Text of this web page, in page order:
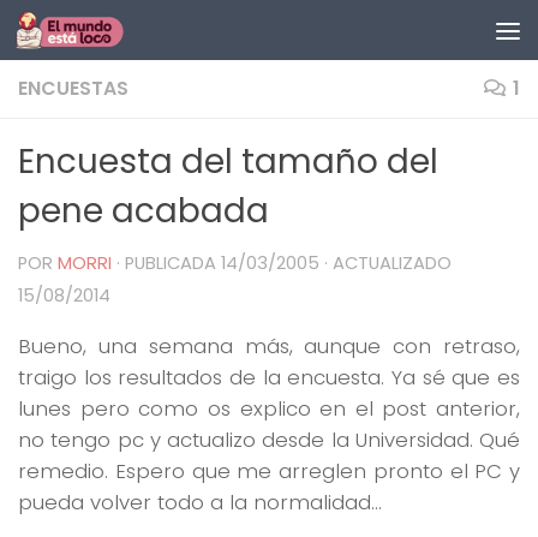
Saltar al contenido
ENCUESTAS 1
Encuesta del tamaño del
pene acabada
POR MORRI · PUBLICADA 14/03/2005 · ACTUALIZADO
15/08/2014
Bueno, una semana más, aunque con retraso,
traigo los resultados de la encuesta. Ya sé que es
lunes pero como os explico en el post anterior,
no tengo pc y actualizo desde la Universidad. Qué
remedio. Espero que me arreglen pronto el PC y
pueda volver todo a la normalidad…